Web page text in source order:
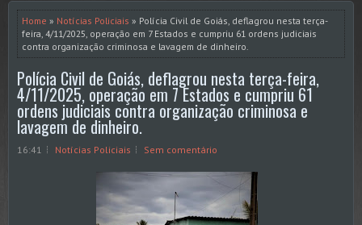
Home » Notícias Policiais » Polícia Civil de Goiás, deflagrou nesta terça-
feira, 4/11/2025, operação em 7 Estados e cumpriu 61 ordens judiciais
contra organização criminosa e lavagem de dinheiro.
Polícia Civil de Goiás, deflagrou nesta terça-feira,
4/11/2025, operação em 7 Estados e cumpriu 61
ordens judiciais contra organização criminosa e
lavagem de dinheiro.
16:41 Notícias Policiais Sem comentário